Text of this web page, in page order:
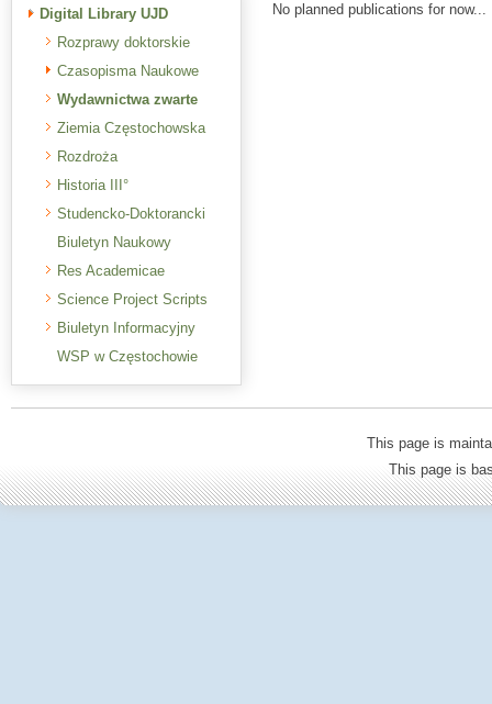
Digital Library UJD
Rozprawy doktorskie
Czasopisma Naukowe
Wydawnictwa zwarte
Ziemia Częstochowska
Rozdroża
Historia III°
Studencko-Doktorancki
Biuletyn Naukowy
Res Academicae
Science Project Scripts
Biuletyn Informacyjny
WSP w Częstochowie
No planned publications for now...
This page is
This page is